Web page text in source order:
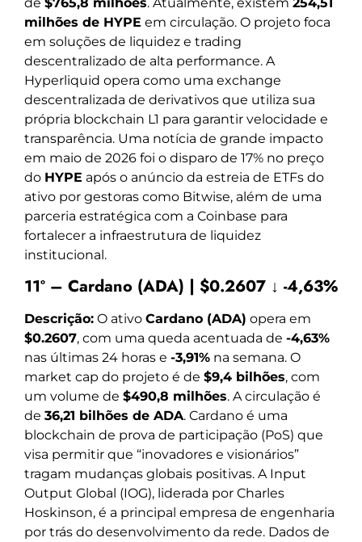
de $765,8 milhões. Atualmente, existem 254,51
milhões de HYPE em circulação. O projeto foca
em soluções de liquidez e trading
descentralizado de alta performance. A
Hyperliquid opera como uma exchange
descentralizada de derivativos que utiliza sua
própria blockchain L1 para garantir velocidade e
transparência. Uma notícia de grande impacto
em maio de 2026 foi o disparo de 17% no preço
do HYPE após o anúncio da estreia de ETFs do
ativo por gestoras como Bitwise, além de uma
parceria estratégica com a Coinbase para
fortalecer a infraestrutura de liquidez
institucional.
11º – Cardano (ADA) | $0.2607 ↓ -4,63%
Descrição: O ativo Cardano (ADA) opera em
$0.2607, com uma queda acentuada de -4,63%
nas últimas 24 horas e -3,91% na semana. O
market cap do projeto é de $9,4 bilhões, com
um volume de $490,8 milhões. A circulação é
de 36,21 bilhões de ADA. Cardano é uma
blockchain de prova de participação (PoS) que
visa permitir que “inovadores e visionários”
tragam mudanças globais positivas. A Input
Output Global (IOG), liderada por Charles
Hoskinson, é a principal empresa de engenharia
por trás do desenvolvimento da rede. Dados de